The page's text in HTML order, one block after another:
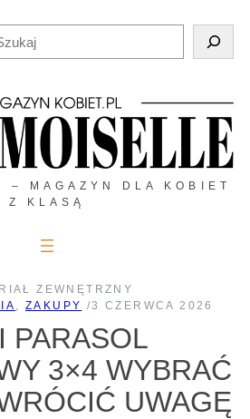
– MAGAZYN DLA KOBIET
Z KLASĄ
ZEWNĘTRZNY
, ZAKUPY /3 CZERWCA 2026
PARASOL
3×4 WYBRAĆ
UWAGĘ